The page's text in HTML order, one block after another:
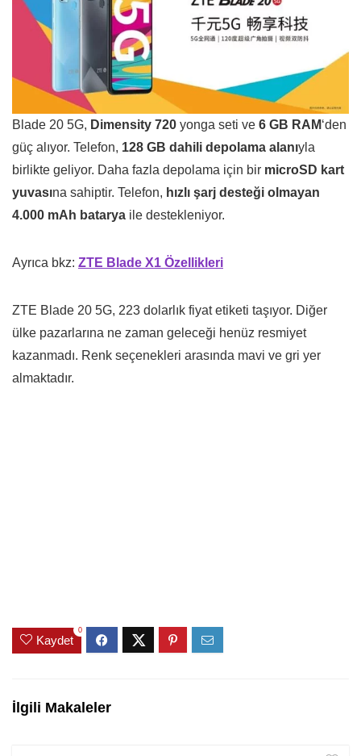
Blade 20 5G, Dimensity 720 yonga seti ve 6 GB RAM‘den
güç alıyor. Telefon, 128 GB dahili depolama alanıyla
birlikte geliyor. Daha fazla depolama için bir microSD kart
yuvasına sahiptir. Telefon, hızlı şarj desteği olmayan
4.000 mAh batarya ile destekleniyor.
Ayrıca bkz: ZTE Blade X1 Özellikleri
ZTE Blade 20 5G, 223 dolarlık fiyat etiketi taşıyor. Diğer
ülke pazarlarına ne zaman geleceği henüz resmiyet
kazanmadı. Renk seçenekleri arasında mavi ve gri yer
almaktadır.
Kaydet
0
İlgili Makaleler